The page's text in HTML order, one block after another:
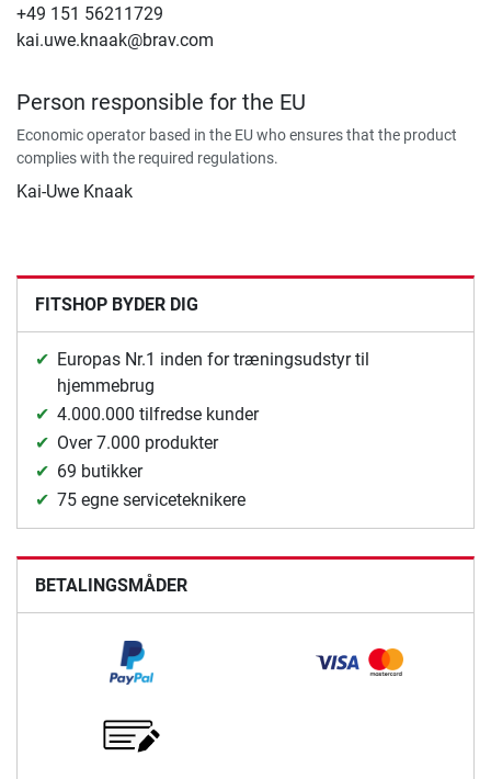
+49 151 56211729
kai.uwe.knaak@brav.com
Person responsible for the EU
Economic operator based in the EU who ensures that the product
complies with the required regulations.
Kai-Uwe Knaak
FITSHOP BYDER DIG
Europas Nr.1 inden for træningsudstyr til
hjemmebrug
4.000.000 tilfredse kunder
Over 7.000 produkter
69 butikker
75 egne serviceteknikere
BETALINGSMÅDER